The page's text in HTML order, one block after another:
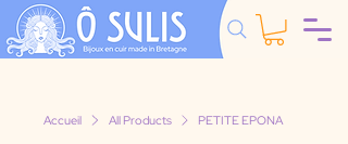
Accueil All Products PETITE EPONA